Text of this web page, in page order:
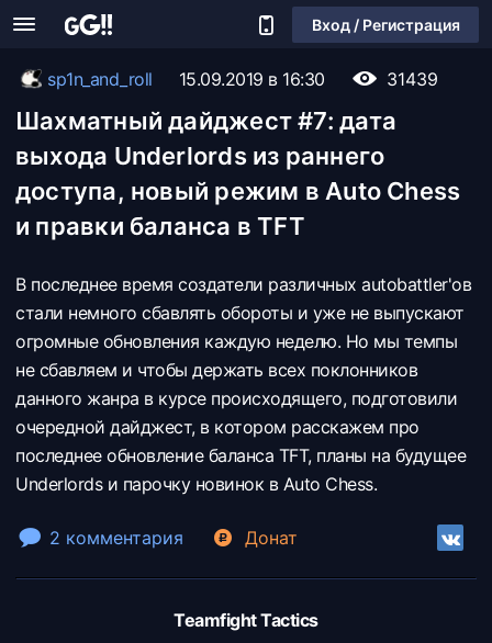
Вход / Регистрация
sp1n_and_roll 15.09.2019 в 16:30 31439
Шахматный дайджест #7: дата
выхода Underlords из раннего
доступа, новый режим в Auto Chess
и правки баланса в TFT
В последнее время создатели различных autobattler'ов
стали немного сбавлять обороты и уже не выпускают
огромные обновления каждую неделю. Но мы темпы
не сбавляем и чтобы держать всех поклонников
данного жанра в курсе происходящего, подготовили
очередной дайджест, в котором расскажем про
последнее обновление баланса TFT, планы на будущее
Underlords и парочку новинок в Auto Chess.
2 комментария Донат
Teamfight Tactics